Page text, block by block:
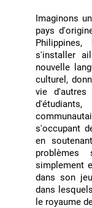
Imaginons
pays
s'installer
nouvelle
culturel,
vie d'autres
s'occupant
en
problèmes
simplement
dans son
dans
le royaume